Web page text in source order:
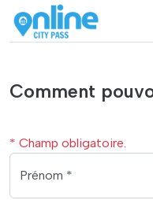
Comment
* Champ obligatoire.
Prénom *